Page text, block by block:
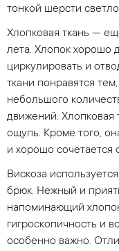
тонкой шерсти
Хлопковая ткань —
лета. Хлопок хорошо
циркулировать и
ткани понравятся
небольшого
движений. Хлопковая
ощупь. Кроме того,
и хорошо сочетается
Вискоза
брюк. Нежный и
напоминающий
гигроскопичность и
особенно важно.